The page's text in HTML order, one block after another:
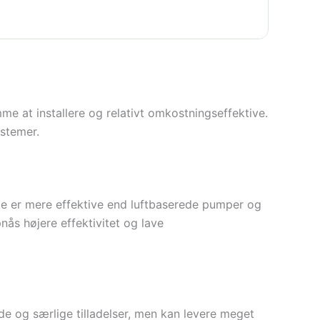
at installere og relativt omkostningseffektive.
er mere effektive end luftbaserede pumper og
højere effektivitet og lave
og særlige tilladelser, men kan levere meget